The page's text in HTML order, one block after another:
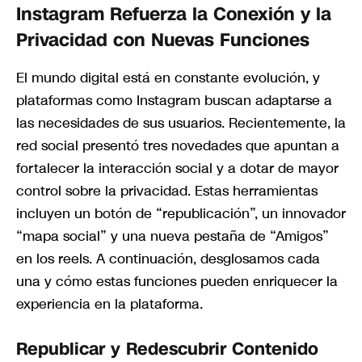
Instagram Refuerza la Conexión y la
Privacidad con Nuevas Funciones
El mundo digital está en constante evolución, y
plataformas como Instagram buscan adaptarse a
las necesidades de sus usuarios. Recientemente, la
red social presentó tres novedades que apuntan a
fortalecer la interacción social y a dotar de mayor
control sobre la privacidad. Estas herramientas
incluyen un botón de “republicación”, un innovador
“mapa social” y una nueva pestaña de “Amigos”
en los reels. A continuación, desglosamos cada
una y cómo estas funciones pueden enriquecer la
experiencia en la plataforma.
Republicar y Redescubrir Contenido